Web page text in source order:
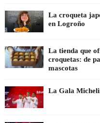
La croqueta
en Logroño
La tienda que
croquetas: de
mascotas
La Gala